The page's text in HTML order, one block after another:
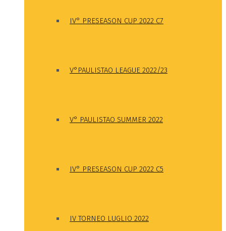
IV° PRESEASON CUP 2022 C7
V°PAULISTAO LEAGUE 2022/23
V° PAULISTAO SUMMER 2022
IV° PRESEASON CUP 2022 C5
IV TORNEO LUGLIO 2022